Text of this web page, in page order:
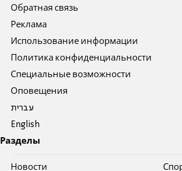
Обратная связь
Реклама
Использование информации
Политика конфиденциальности
Специальные возможности
Оповещения
עברית
English
Разделы
Новости